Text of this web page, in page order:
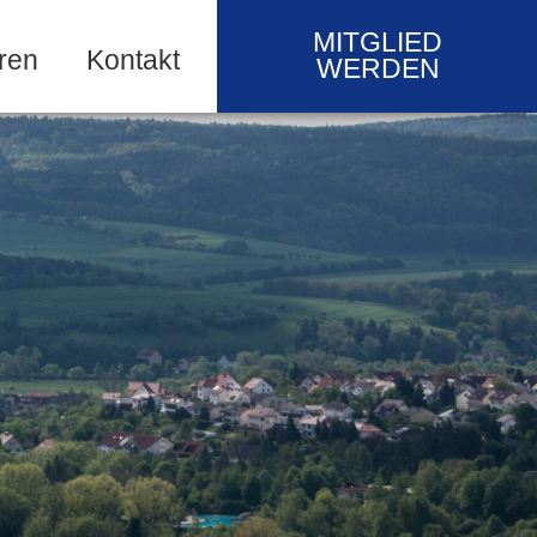
Kontakt
MITGLIED
WERDEN